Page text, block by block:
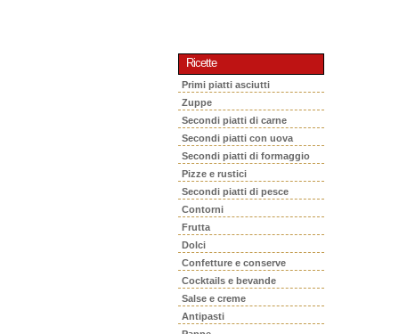
Ricette
Primi piatti asciutti
Zuppe
Secondi piatti di carne
Secondi piatti con uova
Secondi piatti di formaggio
Pizze e rustici
Secondi piatti di pesce
Contorni
Frutta
Dolci
Confetture e conserve
Cocktails e bevande
Salse e creme
Antipasti